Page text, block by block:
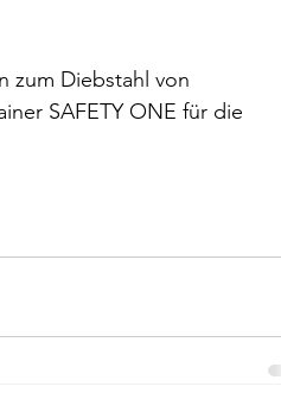
zum Diebstahl von
SAFETY ONE für die